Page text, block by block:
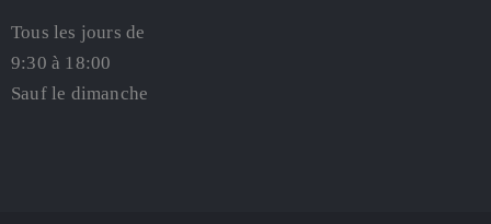
Tous les jours de
9:30 à 18:00
Sauf le dimanche